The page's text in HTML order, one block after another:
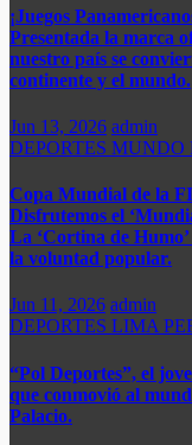
¡Juegos
Presentada la marca
nuestro país se
continente y el mundo.​
Jun 13, 2026 admin
DEPORTES MUNDO
Copa Mundial de la
Disfrutemos el
La ‘Cortina de
la voluntad popular.
Jun 11, 2026 admin
DEPORTES LIMA
“Pol Deportes”, el
que conmovió al
Palacio.